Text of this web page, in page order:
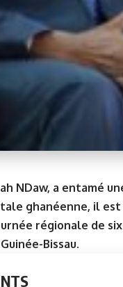
NDaw, a entamé
ghanéenne, il
régionale de
Bissau.